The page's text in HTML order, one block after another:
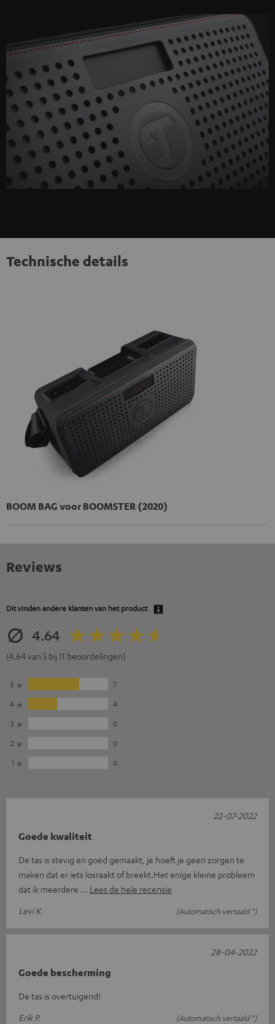
Technische details
BOOM BAG voor BOOMSTER (2020)
Reviews
Dit vinden andere klanten van het product
4.64
(4.64 van 5 bij 11 beoordelingen)
5
7
4
4
3
0
2
0
1
0
Goede kwaliteit
De tas is stevig en goed gemaakt, je hoeft je geen zorgen te
maken dat er iets losraakt of breekt.Het enige kleine probleem
dat ik meerdere
Lees de hele recensie
Levi K.
(Automatisch vertaald *)
22-07-2022
Goede bescherming
De tas is overtuigend!
Erik P.
(Automatisch vertaald *)
28-04-2022